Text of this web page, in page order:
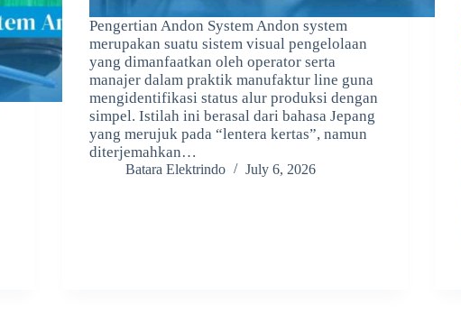
Pengertian Andon System Andon system
merupakan suatu sistem visual pengelolaan
yang dimanfaatkan oleh operator serta
manajer dalam praktik manufaktur line guna
mengidentifikasi status alur produksi dengan
simpel. Istilah ini berasal dari bahasa Jepang
yang merujuk pada “lentera kertas”, namun
diterjemahkan…
Batara Elektrindo July 6, 2026